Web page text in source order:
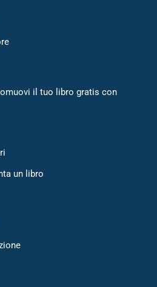
il tuo libro gratis con
un libro